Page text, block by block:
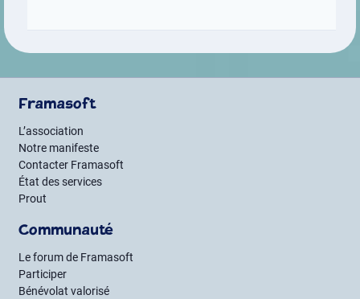
Framasoft
L’association
Notre manifeste
Contacter Framasoft
État des services
Prout
Communauté
Le forum de Framasoft
Participer
Bénévolat valorisé